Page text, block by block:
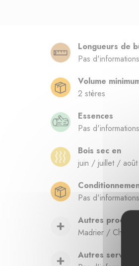
Longueurs de
Pas
Volume
2 stères
Essences
Pas
Bois sec en
juin / juillet /
Pas
Autres produits
Madrier /
Autres services